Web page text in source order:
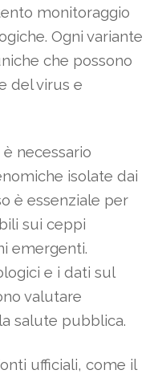
monitoraggio
Ogni variante
che possono
del virus e
necessario
isolate dai
è essenziale per
sui ceppi
emergenti.
e i dati sul
valutare
salute pubblica.
ufficiali, come il